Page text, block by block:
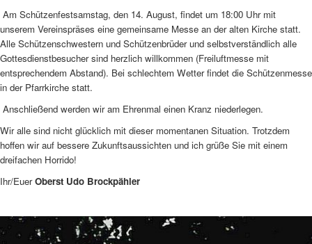
Am Schützenfestsamstag, den 14. August, findet um 18:00 Uhr mit
unserem Vereinspräses eine gemeinsame Messe an der alten Kirche statt.
Alle Schützenschwestern und Schützenbrüder und selbstverständlich alle
Gottesdienstbesucher sind herzlich willkommen (Freiluftmesse mit
entsprechendem Abstand). Bei schlechtem Wetter findet die Schützenmesse
in der Pfarrkirche statt.
Anschließend werden wir am Ehrenmal einen Kranz niederlegen.
Wir alle sind nicht glücklich mit dieser momentanen Situation. Trotzdem
hoffen wir auf bessere Zukunftsaussichten und ich grüße Sie mit einem
dreifachen Horrido!
Ihr/EuerOberst Udo Brockpähler